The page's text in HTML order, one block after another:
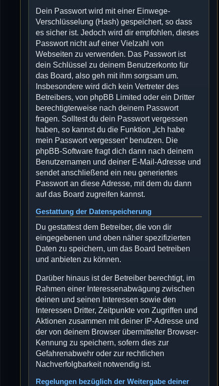
Dein Passwort wird mit einer Einwege-
Verschlüsselung (Hash) gespeichert, so dass
es sicher ist. Jedoch wird dir empfohlen, dieses
Passwort nicht auf einer Vielzahl von
Webseiten zu verwenden. Das Passwort ist
dein Schlüssel zu deinem Benutzerkonto für
das Board, also geh mit ihm sorgsam um.
Insbesondere wird dich kein Vertreter des
Betreibers, von phpBB Limited oder ein Dritter
berechtigterweise nach deinem Passwort
fragen. Solltest du dein Passwort vergessen
haben, so kannst du die Funktion „Ich habe
mein Passwort vergessen“ benutzen. Die
phpBB-Software fragt dich dann nach deinem
Benutzernamen und deiner E-Mail-Adresse und
sendet anschließend ein neu generiertes
Passwort an diese Adresse, mit dem du dann
auf das Board zugreifen kannst.
Gestattung der Datenspeicherung
Du gestattest dem Betreiber, die von dir
eingegebenen und oben näher spezifizierten
Daten zu speichern, um das Board betreiben
und anbieten zu können.
Darüber hinaus ist der Betreiber berechtigt, im
Rahmen einer Interessenabwägung zwischen
deinen und seinen Interessen sowie den
Interessen Dritter, Zeitpunkte von Zugriffen und
Aktionen zusammen mit deiner IP-Adresse und
der von deinem Browser übermittelter Browser-
Kennung zu speichern, sofern dies zur
Gefahrenabwehr oder zur rechtlichen
Nachverfolgbarkeit notwendig ist.
Regelungen bezüglich der Weitergabe deiner